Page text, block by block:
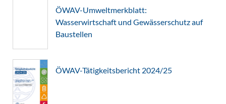
ÖWAV-Umweltmerkblatt:
Wasserwirtschaft und Gewässerschutz auf
Baustellen
ÖWAV-Tätigkeitsbericht 2024/25